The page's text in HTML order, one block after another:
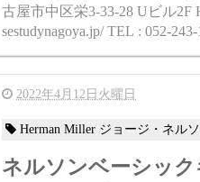
古屋市中区栄3-33-28 Uビル2F
sestudynagoya.jp/ TEL : 052-243-
2022年4月12日火曜日
Herman Miller ジョージ・ネル
ネルソンベーシッ